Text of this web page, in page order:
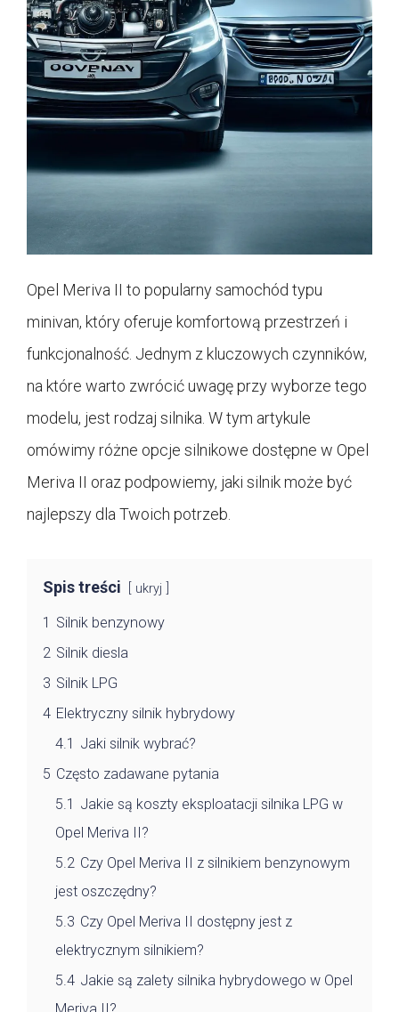
Opel Meriva II to popularny samochód typu
minivan, który oferuje komfortową przestrzeń i
funkcjonalność. Jednym z kluczowych czynników,
na które warto zwrócić uwagę przy wyborze tego
modelu, jest rodzaj silnika. W tym artykule
omówimy różne opcje silnikowe dostępne w Opel
Meriva II oraz podpowiemy, jaki silnik może być
najlepszy dla Twoich potrzeb.
Spis treści ukryj
1 Silnik benzynowy
2 Silnik diesla
3 Silnik LPG
4 Elektryczny silnik hybrydowy
4.1 Jaki silnik wybrać?
5 Często zadawane pytania
5.1 Jakie są koszty eksploatacji silnika LPG w
Opel Meriva II?
5.2 Czy Opel Meriva II z silnikiem benzynowym
jest oszczędny?
5.3 Czy Opel Meriva II dostępny jest z
elektrycznym silnikiem?
5.4 Jakie są zalety silnika hybrydowego w Opel
Meriva II?